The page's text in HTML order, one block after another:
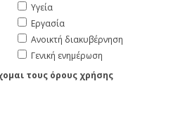
Υγεία
Εργασία
Ανοικτή διακυβέρνηση
Γενική ενημέρωση
τους όρους χρήσης